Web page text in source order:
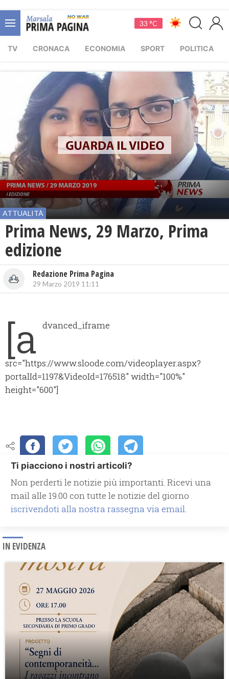
33 °C
TV CRONACA ECONOMIA SPORT POLITICA
ATTUALITÀ
Prima News, 29 Marzo, Prima
edizione
Redazione Prima Pagina
29 Marzo 2019 11:11
[a dvanced_iframe
src="https://www.sloode.com/videoplayer.aspx?
portalId=1197&VideoId=176518" width="100%"
height="600"]
Ti piacciono i nostri articoli?
Non perderti le notizie più importanti. Ricevi una
mail alle 19.00 con tutte le notizie del giorno
iscrivendoti alla nostra rassegna via email.
IN EVIDENZA